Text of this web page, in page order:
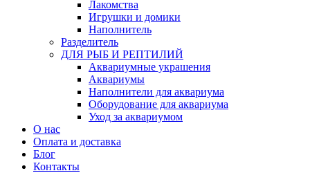
Лакомства
Игрушки и домики
Наполнитель
Разделитель
ДЛЯ РЫБ И РЕПТИЛИЙ
Аквариумные украшения
Аквариумы
Наполнители для аквариума
Оборудование для аквариума
Уход за аквариумом
О нас
Оплата и доставка
Блог
Контакты